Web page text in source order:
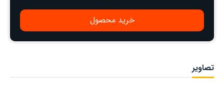
خرید محصول
تصاویر